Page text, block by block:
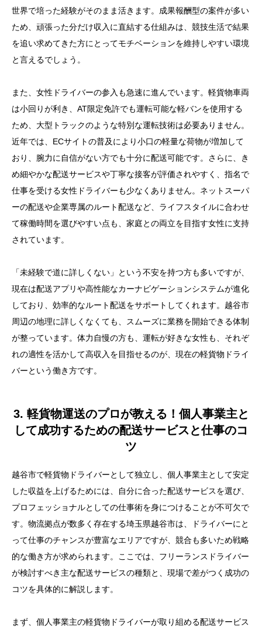
世界で培った経験がそのまま活きます。成果報酬型の案件が多い
ため、頑張った分だけ収入に直結する仕組みは、競技生活で結果
を追い求めてきた方にとってモチベーションを維持しやすい環境
と言えるでしょう。
また、女性ドライバーの参入も急速に進んでいます。軽貨物車両
は小回りが利き、AT限定免許でも運転可能な軽バンを使用する
ため、大型トラックのような特別な運転技術は必要ありません。
近年では、ECサイトの普及により小口の軽量な荷物が増加して
おり、腕力に自信がない方でも十分に配送可能です。さらに、き
め細やかな配送サービスや丁寧な接客が評価されやすく、指名で
仕事を受ける女性ドライバーも少なくありません。ネットスーパ
ーの配送や企業専属のルート配送など、ライフスタイルに合わせ
て稼働時間を選びやすい点も、家庭との両立を目指す女性に支持
されています。
「未経験で道に詳しくない」という不安を持つ方も多いですが、
現在は配送アプリや高性能なカーナビゲーションシステムが進化
しており、効率的なルート配送をサポートしてくれます。越谷市
周辺の地理に詳しくなくても、スムーズに業務を開始できる体制
が整っています。体力自慢の方も、運転が好きな女性も、それぞ
れの適性を活かして高収入を目指せるのが、現在の軽貨物ドライ
バーという働き方です。
3. 軽貨物運送のプロが教える！個人事業主と
して成功するための配送サービスと仕事のコ
ツ
越谷市で軽貨物ドライバーとして独立し、個人事業主として安定
した収益を上げるためには、自分に合った配送サービスを選び、
プロフェッショナルとしての仕事術を身につけることが不可欠で
す。物流拠点が数多く存在する埼玉県越谷市は、ドライバーにと
って仕事のチャンスが豊富なエリアですが、競合も多いため戦略
的な働き方が求められます。ここでは、フリーランスドライバー
が検討すべき主な配送サービスの種類と、現場で差がつく成功の
コツを具体的に解説します。
まず、個人事業主の軽貨物ドライバーが取り組める配送サービス